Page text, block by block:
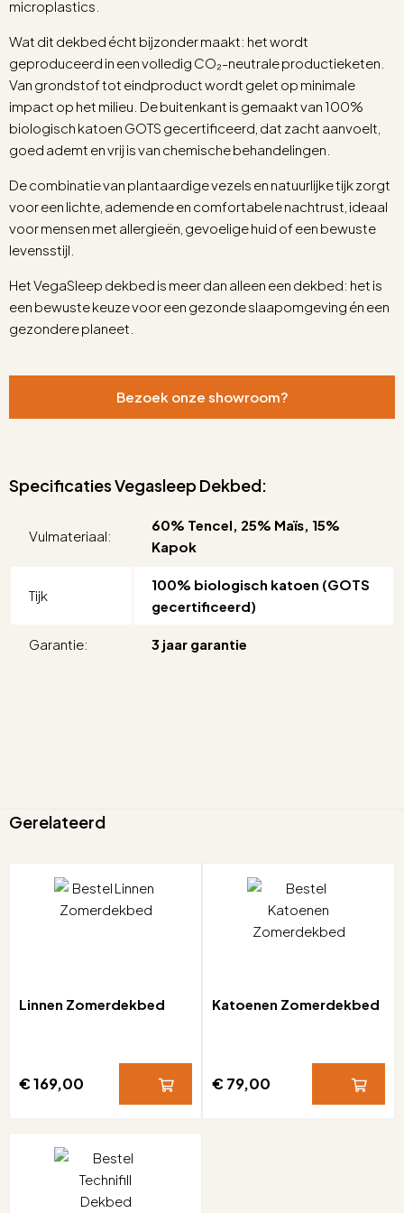
microplastics.
Wat dit dekbed écht bijzonder maakt: het wordt
geproduceerd in een volledig CO₂-neutrale productieketen.
Van grondstof tot eindproduct wordt gelet op minimale
impact op het milieu. De buitenkant is gemaakt van 100%
biologisch katoen GOTS gecertificeerd, dat zacht aanvoelt,
goed ademt en vrij is van chemische behandelingen.
De combinatie van plantaardige vezels en natuurlijke tijk zorgt
voor een lichte, ademende en comfortabele nachtrust, ideaal
voor mensen met allergieën, gevoelige huid of een bewuste
levensstijl.
Het VegaSleep dekbed is meer dan alleen een dekbed: het is
een bewuste keuze voor een gezonde slaapomgeving én een
gezondere planeet.
Bezoek onze showroom?
Specificaties Vegasleep Dekbed:
Vulmateriaal:
60% Tencel, 25% Maïs, 15%
Kapok
Tijk
100% biologisch katoen (GOTS
gecertificeerd)
Garantie: 3 jaar garantie
Gerelateerd
Linnen Zomerdekbed
€ 169,00
Katoenen Zomerdekbed
€ 79,00